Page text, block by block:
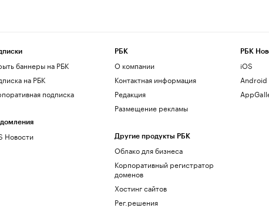
баннеры на РБК
на РБК
подписка
Новости
РБК
О компании
Контактная информация
Редакция
Размещение рекламы
Другие продукты РБК
Облако для бизнеса
Корпоративный регистратор
доменов
Хостинг сайтов
Рег.решения
РБК
iOS
Android